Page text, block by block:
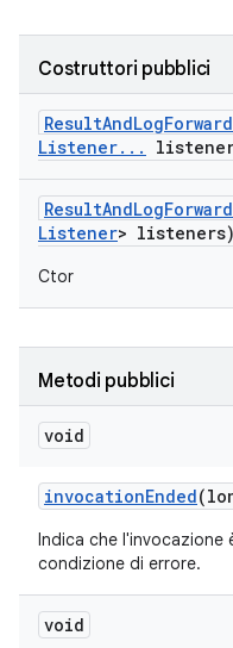
Costruttori pubblici
ResultAndLog
Listener. . .
ResultAndLog
Listener> listeners)
Ctor
Metodi pubblici
void
invocationEnded
Indica che l'invocazione
condizione di errore.
void